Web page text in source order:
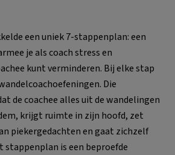
een uniek 7-stappenplan: een
je als coach stress en
kunt verminderen. Bij elke stap
Die
de coachee alles uit de wandelingen
krijgt ruimte in zijn hoofd, zet
piekergedachten en gaat zichzelf
stappenplan is een beproefde